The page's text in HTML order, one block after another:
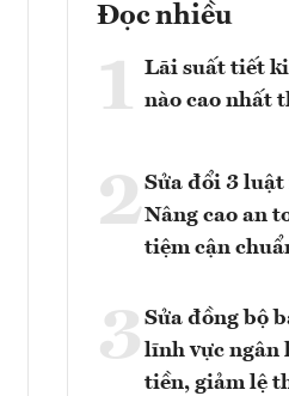
Đọc nhiều
1 Lãi suất tiết
nào cao nhất
2Sửa đổi 3 luật
Nâng cao an
tiệm cận
3 Sửa đồng bộ
lĩnh vực ngân
tiền, giảm lệ